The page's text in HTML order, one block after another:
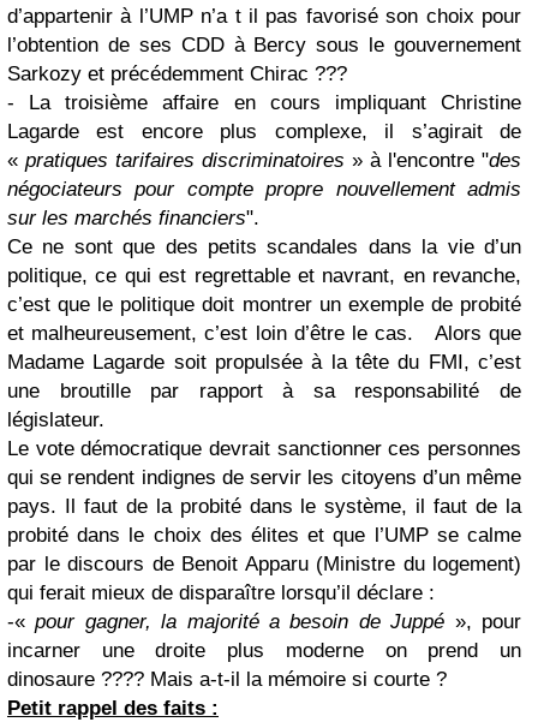
d’appartenir à l’UMP n’a t il pas favorisé son choix pour
l’obtention de ses CDD à Bercy sous le gouvernement
Sarkozy et précédemment Chirac ???
- La troisième affaire en cours impliquant Christine
Lagarde est encore plus complexe, il s’agirait de
« pratiques tarifaires discriminatoires » à l'encontre "des
négociateurs pour compte propre nouvellement admis
sur les marchés financiers".
Ce ne sont que des petits scandales dans la vie d’un
politique, ce qui est regrettable et navrant, en revanche,
c’est que le politique doit montrer un exemple de probité
et malheureusement, c’est loin d’être le cas. Alors que
Madame Lagarde soit propulsée à la tête du FMI, c’est
une broutille par rapport à sa responsabilité de
législateur.
Le vote démocratique devrait sanctionner ces personnes
qui se rendent indignes de servir les citoyens d’un même
pays. Il faut de la probité dans le système, il faut de la
probité dans le choix des élites et que l’UMP se calme
par le discours de Benoit Apparu (Ministre du logement)
qui ferait mieux de disparaître lorsqu’il déclare :
-«pour gagner, la majorité a besoin de Juppé », pour
incarner une droite plus moderne on prend un
dinosaure ???? Mais a-t-il la mémoire si courte ?
Petit rappel des faits :